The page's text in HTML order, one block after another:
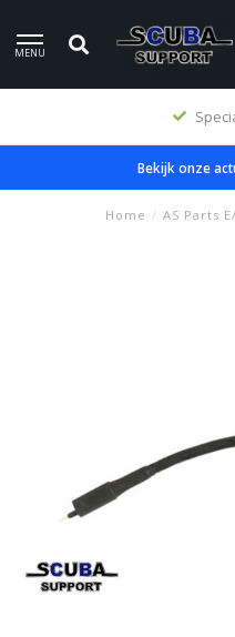
MENU
Bekijk onze
Home / AS Parts